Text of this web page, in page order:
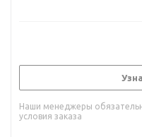
Наши менеджеры
условия заказа